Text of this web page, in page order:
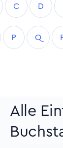
C D
P Q
Alle